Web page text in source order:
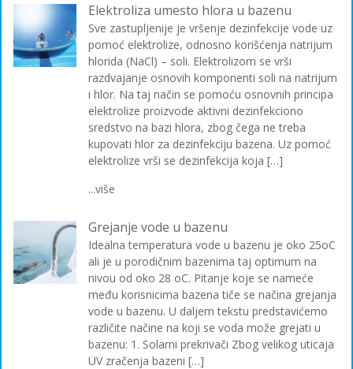
Elektroliza umesto hlora u bazenu
Sve zastupljenije je vršenje dezinfekcije vode uz
pomoć elektrolize, odnosno korišćenja natrijum
hlorida (NaCl) – soli. Elektrolizom se vrši
razdvajanje osnovih komponenti soli na natrijum
i hlor. Na taj način se pomoću osnovnih principa
elektrolize proizvode aktivni dezinfekciono
sredstvo na bazi hlora, zbog čega ne treba
kupovati hlor za dezinfekciju bazena. Uz pomoć
elektrolize vrši se dezinfekcija koja […]
...više
Grejanje vode u bazenu
Idealna temperatura vode u bazenu je oko 25oC
ali je u porodičnim bazenima taj optimum na
nivou od oko 28 oC. Pitanje koje se nameće
među korisnicima bazena tiče se načina grejanja
vode u bazenu. U daljem tekstu predstavićemo
različite načine na koji se voda može grejati u
bazenu: 1. Solarni prekrivači Zbog velikog uticaja
UV zračenja bazeni […]